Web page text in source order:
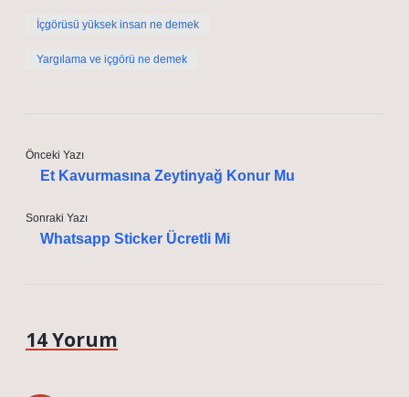
İçgörüsü yüksek insan ne demek
Yargılama ve içgörü ne demek
Önceki Yazı
Et Kavurmasına Zeytinyağ Konur Mu
Sonraki Yazı
Whatsapp Sticker Ücretli Mi
14 Yorum